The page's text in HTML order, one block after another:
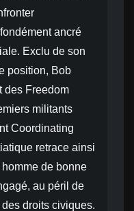
ancré
Exclu de son
position, Bob
des Freedom
militants
Coordinating
retrace ainsi
de bonne
au péril de
droits civiques.